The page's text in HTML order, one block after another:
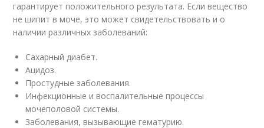
гарантирует положительного результата. Если вещество
не шипит в моче, это может свидетельствовать и о
наличии различных заболеваний:
Сахарный диабет.
Ацидоз.
Простудные заболевания.
Инфекционные и воспалительные процессы
мочеполовой системы.
Заболевания, вызывающие гематурию.